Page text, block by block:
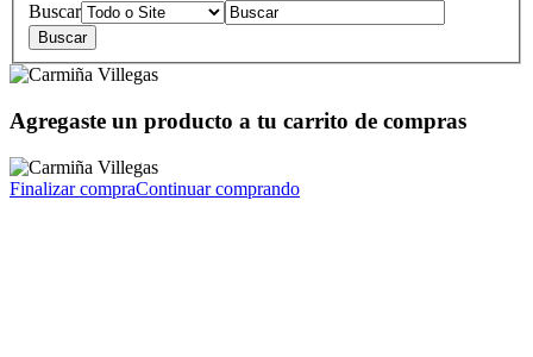
Buscar
Agregaste un producto a tu carrito de compras
Finalizar compraContinuar comprando